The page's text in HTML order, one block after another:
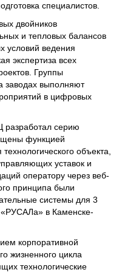
специалистов.
двойников
и тепловых балансов
условий ведения
экспертиза всех
Группы
заводах выполняют
в цифровых
разработал серию
функцией
объекта,
уставок и
оператору через веб-
принципа были
системы для 3
«РУСАЛа» в Каменске-
корпоративной
жизненного цикла
технологические